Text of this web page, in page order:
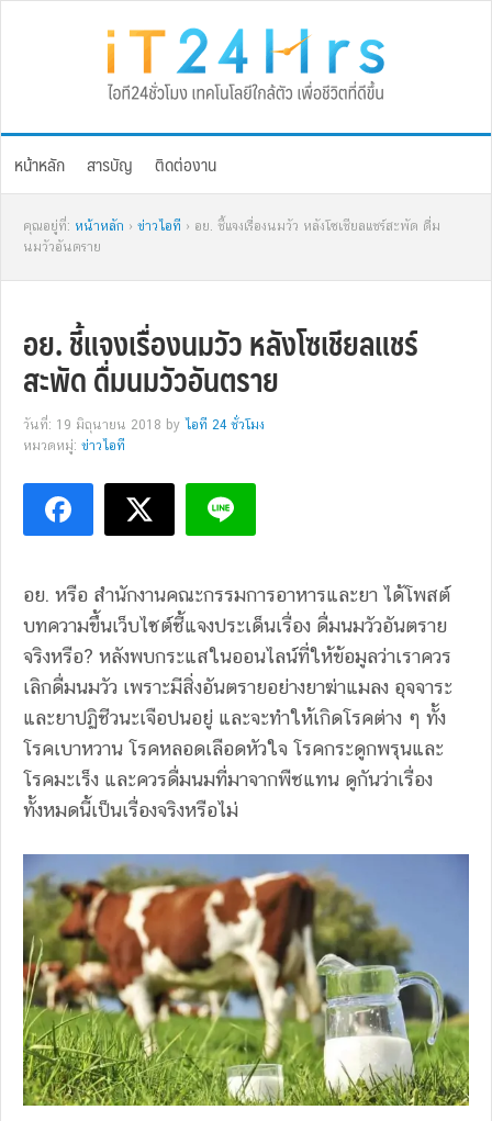
หน้าหลัก สารบัญ ติดต่องาน
คุณอยู่ที่: หน้าหลัก › ข่าวไอที › อย. ชี้แจงเรื่องนมวัว หลังโซเชียลแชร์สะพัด ดื่ม
นมวัวอันตราย
อย. ชี้แจงเรื่องนมวัว หลังโซเชียลแชร์
สะพัด ดื่มนมวัวอันตราย
วันที่: 19 มิถุนายน 2018 by ไอที 24 ชั่วโมง
หมวดหมู่: ข่าวไอที
อย. หรือ สำนักงานคณะกรรมการอาหารและยา ได้โพสต์
บทความขึ้นเว็บไซต์ชี้แจงประเด็นเรื่อง ดื่มนมวัวอันตราย
จริงหรือ? หลังพบกระแสในออนไลน์ที่ให้ข้อมูลว่าเราควร
เลิกดื่มนมวัว เพราะมีสิ่งอันตรายอย่างยาฆ่าแมลง อุจจาระ
และยาปฏิชีวนะเจือปนอยู่ และจะทำให้เกิดโรคต่าง ๆ ทั้ง
โรคเบาหวาน โรคหลอดเลือดหัวใจ โรคกระดูกพรุนและ
โรคมะเร็ง และควรดื่มนมที่มาจากพืชแทน ดูกันว่าเรื่อง
ทั้งหมดนี้เป็นเรื่องจริงหรือไม่